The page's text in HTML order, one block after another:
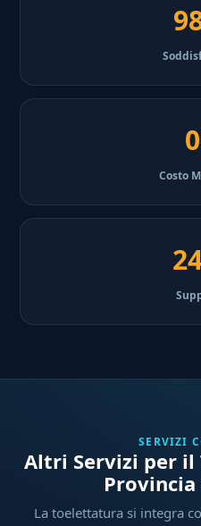
Costo
SERVIZI
Altri Servizi per il
La toelettatura si integra